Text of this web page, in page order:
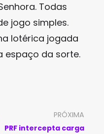
Todas
jogo simples.
lotérica jogada
espaço da sorte.
PRÓXIMA
PRF intercepta carga